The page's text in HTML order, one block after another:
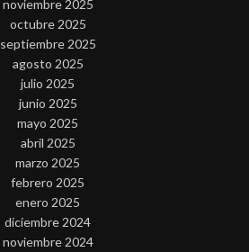
noviembre 2025
octubre 2025
septiembre 2025
agosto 2025
julio 2025
junio 2025
mayo 2025
abril 2025
marzo 2025
febrero 2025
enero 2025
diciembre 2024
noviembre 2024